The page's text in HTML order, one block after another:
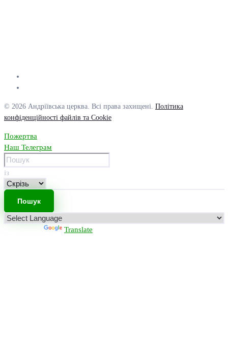
© 2026 Андріївська церква. Всі права захищені. Політика
конфіденційності файлів та Cookie
Пожертва
Наш Телеграм
із
Translate